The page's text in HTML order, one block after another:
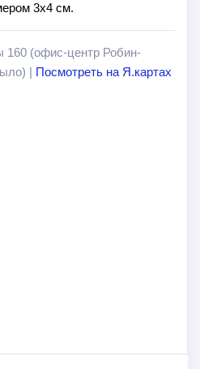
3х4 см.
160 (офис-центр Робин-
| Посмотреть на Я.картах